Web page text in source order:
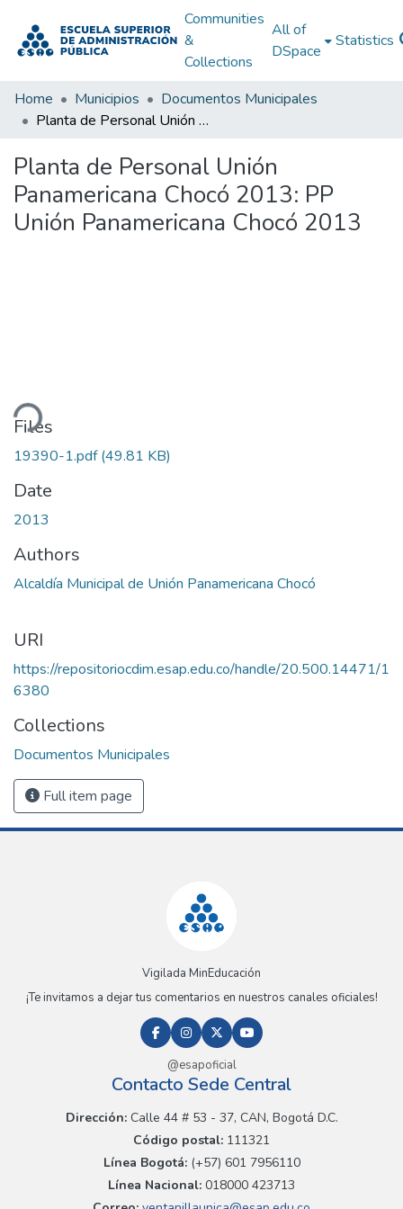
Communities
&
Collections
All of
DSpace
Statistics
Home Municipios
Documentos Municipales
Planta de Personal Unión Panamericana Chocó 2013: PP Unión Panamericana Chocó 2013
Planta de Personal Unión
Panamericana Chocó 2013: PP
Unión Panamericana Chocó 2013
Files
19390-1.pdf(49.81 KB)
Date
2013
Authors
Alcaldía Municipal de Unión Panamericana Chocó
URI
https://repositoriocdim.esap.edu.co/handle/20.500.14471/1
6380
Collections
Documentos Municipales
Full item page
Vigilada MinEducación
¡Te invitamos a dejar tus comentarios en nuestros canales oficiales!
@esapoficial
Contacto Sede Central
Dirección:Calle 44 # 53 - 37, CAN, Bogotá D.C.
Código postal: 111321
Línea Bogotá:(+57) 601 7956110
Línea Nacional: 018000 423713